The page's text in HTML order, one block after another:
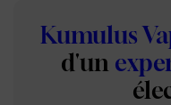
Kumulus
d'un